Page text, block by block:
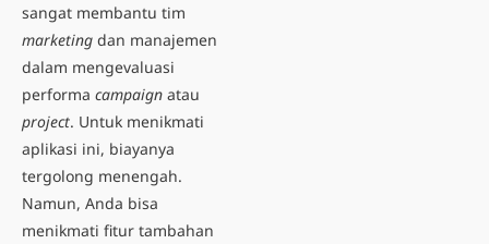
sangat membantu tim
marketing dan manajemen
dalam mengevaluasi
performa campaign atau
project. Untuk menikmati
aplikasi ini, biayanya
tergolong menengah.
Namun, Anda bisa
menikmati fitur tambahan